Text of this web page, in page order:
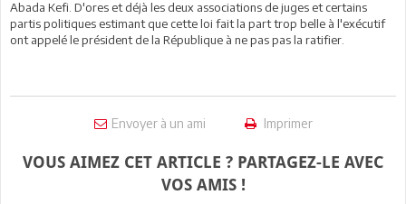
Abada Kefi. D'ores et déjà les deux associations de juges et certains
partis politiques estimant que cette loi fait la part trop belle à l'exécutif
ont appelé le président de la République à ne pas pas la ratifier.
Envoyer à un ami Imprimer
VOUS AIMEZ CET ARTICLE ? PARTAGEZ-LE AVEC
VOS AMIS !